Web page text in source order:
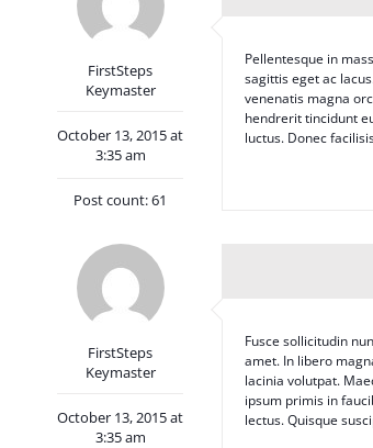
FirstSteps
Keymaster
October 13, 2015 at
3:35 am
Post count: 61
Pellentesque in
sagittis eget ac
venenatis magna
hendrerit tincidunt
luctus. Donec
FirstSteps
Keymaster
October 13, 2015 at
3:35 am
Fusce sollicitudin
amet. In libero
lacinia volutpat.
ipsum primis in
lectus. Quisque